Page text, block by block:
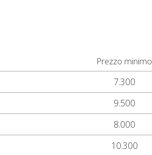
Prezzo minimo
7.300
9.500
8.000
10.300